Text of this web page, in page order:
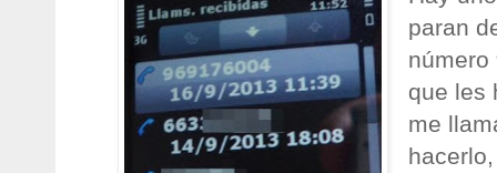
paran
número
que les
me